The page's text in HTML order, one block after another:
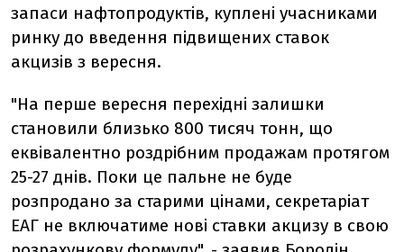
запаси нафтопродуктів, куплені учасниками
ринку до введення підвищених ставок
акцизів з вересня.
"На перше вересня перехідні залишки
становили близько 800 тисяч тонн, що
еквівалентно роздрібним продажам протягом
25-27 днів. Поки це пальне не буде
розпродано за старими цінами, секретаріат
ЕАГ не включатиме нові ставки акцизу в свою